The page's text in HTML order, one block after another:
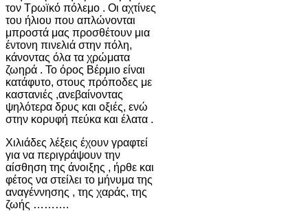
τον Τρωϊκό πόλεμο . Οι αχτίνες
του ήλιου που απλώνονται
μπροστά μας προσθέτουν μια
έντονη πινελιά στην πόλη,
κάνοντας όλα τα χρώματα
ζωηρά . Το όρος Βέρμιο είναι
κατάφυτο, στους πρόποδες με
καστανιές ,ανεβαίνοντας
ψηλότερα δρυς και οξιές, ενώ
στην κορυφή πεύκα και έλατα .
Χιλιάδες λέξεις έχουν γραφτεί
για να περιγράψουν την
αίσθηση της άνοιξης , ήρθε και
φέτος να στείλει το μήνυμα της
αναγέννησης , της χαράς, της
ζωής ……….